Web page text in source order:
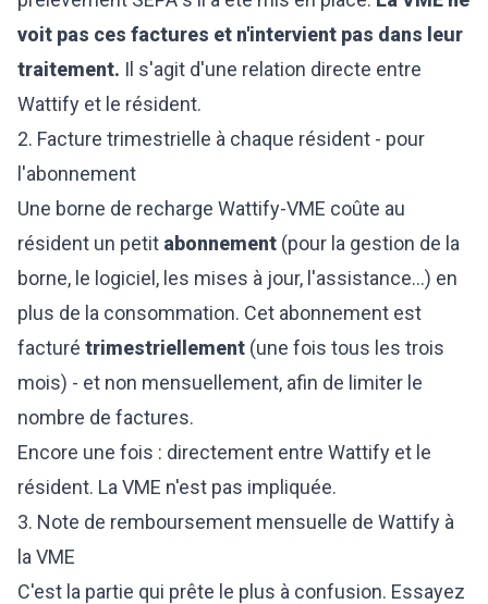
voit pas ces factures et n'intervient pas dans leur
traitement. Il s'agit d'une relation directe entre
Wattify et le résident.
2. Facture trimestrielle à chaque résident - pour
l'abonnement
Une borne de recharge Wattify-VME coûte au
résident un petit abonnement (pour la gestion de la
borne, le logiciel, les mises à jour, l'assistance...) en
plus de la consommation. Cet abonnement est
facturé trimestriellement (une fois tous les trois
mois) - et non mensuellement, afin de limiter le
nombre de factures.
Encore une fois : directement entre Wattify et le
résident. La VME n'est pas impliquée.
3. Note de remboursement mensuelle de Wattify à
la VME
C'est la partie qui prête le plus à confusion. Essayez